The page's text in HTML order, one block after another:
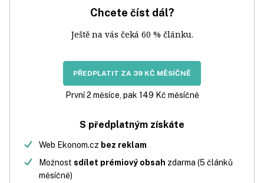
Chcete číst dál?
Ještě na vás čeká 60 % článku.
PŘEDPLATIT ZA 39 KČ MĚSÍČNĚ
První 2 měsíce, pak 149 Kč měsíčně
S předplatným získáte
Web Ekonom.cz bez reklam
Možnost sdílet prémiový obsah zdarma (5 článků
měsíčně)